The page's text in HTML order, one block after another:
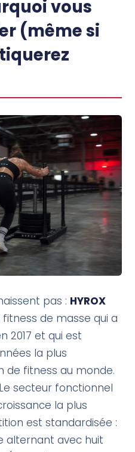
vous
(même si
pas : HYROX
de masse qui a
2017 et qui est
la plus
fitness au monde.
secteur fonctionnel
la plus
est standardisée :
alternant avec huit